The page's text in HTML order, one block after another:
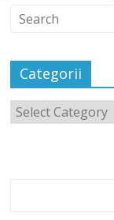
Categorii